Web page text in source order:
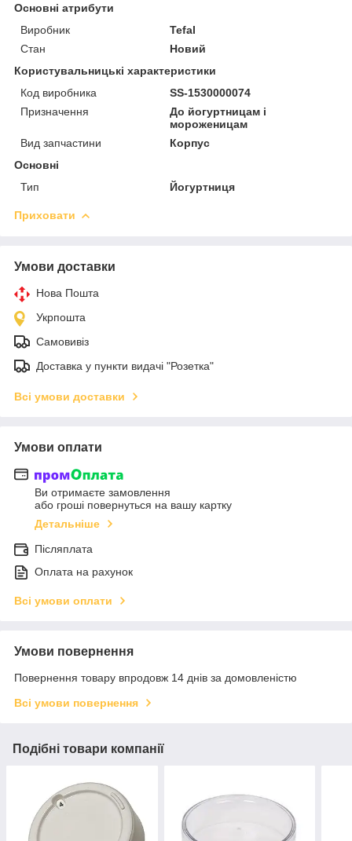
Основні атрибути
Виробник
Tefal
Стан
Новий
Користувальницькі характеристики
Код виробника
SS-1530000074
Призначення
До йогуртницам і
мороженицам
Вид запчастини
Корпус
Основні
Тип
Йогуртниця
Приховати
Умови доставки
Нова Пошта
Укрпошта
Самовивіз
Доставка у пункти видачі "Розетка"
Всі умови доставки
Умови оплати
Ви отримаєте замовлення
або гроші повернуться на вашу картку
Детальніше
Післяплата
Оплата на рахунок
Всі умови оплати
Умови повернення
Повернення товару впродовж 14 днів за домовленістю
Всі умови повернення
Подібні товари компанії